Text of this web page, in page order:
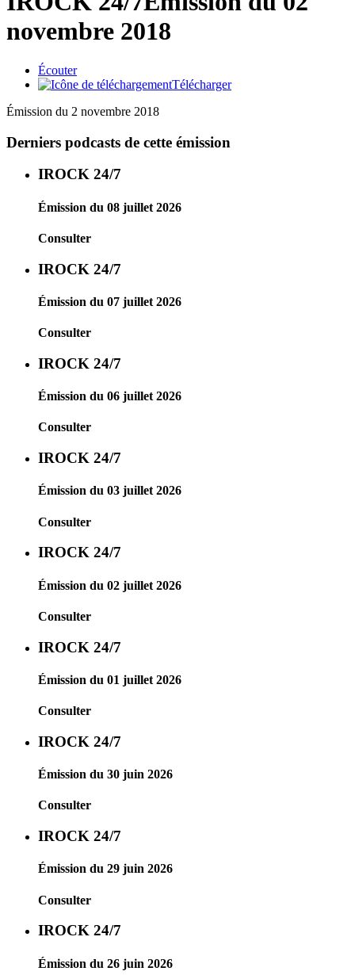
novembre 2018
Écouter
Télécharger
Émission du 2 novembre 2018
Derniers podcasts de cette émission
IROCK 24/7
Émission du 08 juillet 2026
Consulter
IROCK 24/7
Émission du 07 juillet 2026
Consulter
IROCK 24/7
Émission du 06 juillet 2026
Consulter
IROCK 24/7
Émission du 03 juillet 2026
Consulter
IROCK 24/7
Émission du 02 juillet 2026
Consulter
IROCK 24/7
Émission du 01 juillet 2026
Consulter
IROCK 24/7
Émission du 30 juin 2026
Consulter
IROCK 24/7
Émission du 29 juin 2026
Consulter
IROCK 24/7
Émission du 26 juin 2026